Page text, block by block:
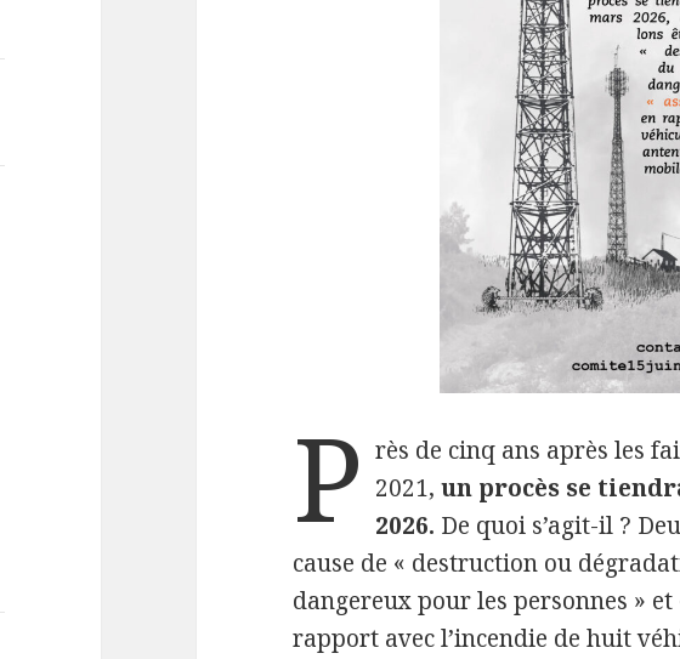
P rès de cinq ans après les
2021, un procès se
2026. De quoi s’agit-il ?
cause de « destruction ou
dangereux pour les personnes »
rapport avec l’incendie de huit